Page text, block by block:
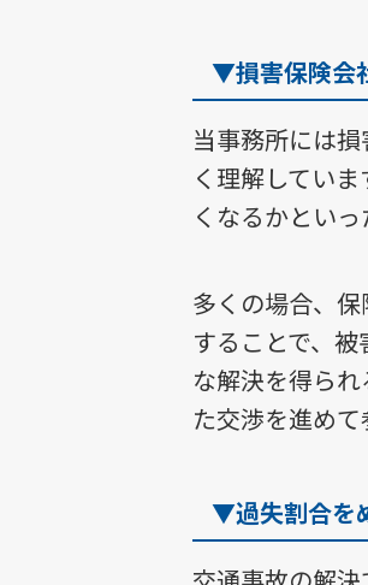
▼損害保険会
当事務所には
く理解してい
くなるかとい
多くの場合、
することで、
な解決を得ら
た交渉を進めて
▼過失割合を